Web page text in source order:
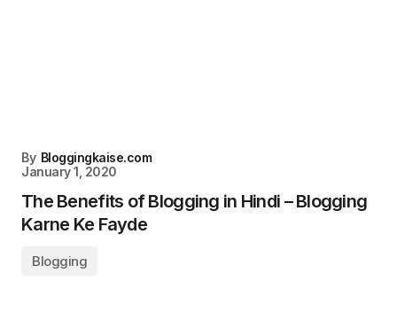
By Bloggingkaise.com
January 1, 2020
The Benefits of Blogging in Hindi – Blogging
Karne Ke Fayde
Blogging